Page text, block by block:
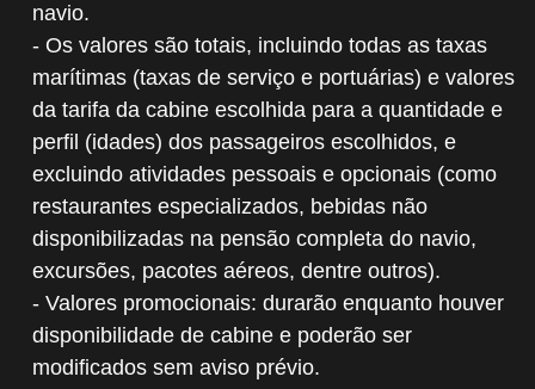
navio.
- Os valores são totais, incluindo todas as taxas
marítimas (taxas de serviço e portuárias) e valores
da tarifa da cabine escolhida para a quantidade e
perfil (idades) dos passageiros escolhidos, e
excluindo atividades pessoais e opcionais (como
restaurantes especializados, bebidas não
disponibilizadas na pensão completa do navio,
excursões, pacotes aéreos, dentre outros).
- Valores promocionais: durarão enquanto houver
disponibilidade de cabine e poderão ser
modificados sem aviso prévio.